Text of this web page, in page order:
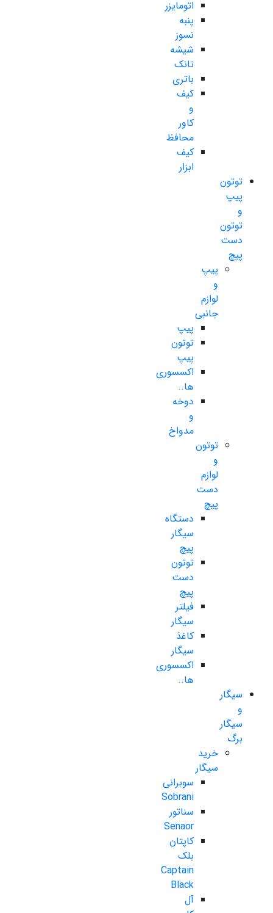
اتومایزر
پنبه
نسوز
شیشه
تانک
باتری
کیف
و
کاور
محافظ
کیف
ابزار
توتون
پیپ
و
توتون
دست
پیچ
پیپ
و
لوازم
جانبی
پیپ
توتون
پیپ
اکسسوری
ها..
دوخه
و
مدواخ
توتون
و
لوازم
دست
پیچ
دستگاه
سیگار
پیچ
توتون
دست
پیچ
فیلتر
سیگار
کاغذ
سیگار
اکسسوری
ها..
سیگار
و
سیگار
برگ
خرید
سیگار
سوبرانی
Sobrani
سناتور
Senaor
کاپتان
بلک
Captain
Black
آل